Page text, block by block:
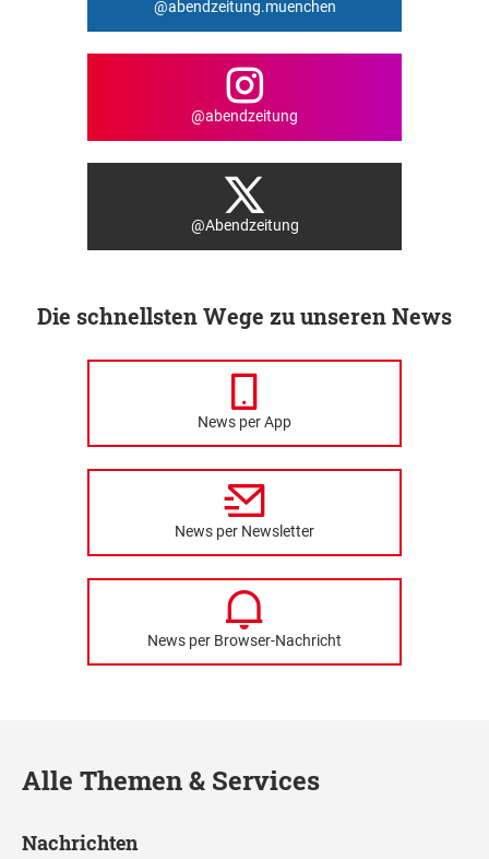
@abendzeitung.muenchen
@abendzeitung
@Abendzeitung
Die schnellsten Wege zu unseren News
News per App
News per Newsletter
News per Browser-Nachricht
Alle Themen & Services
Nachrichten